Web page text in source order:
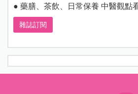
● 藥膳、茶飲、日常保養 中醫觀點
雜誌訂閱